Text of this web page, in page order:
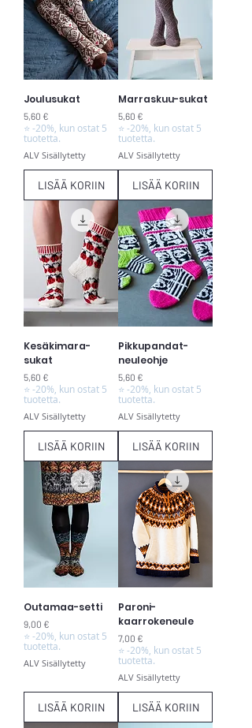
Joulusukat
Hinta
5,60 €
⭐ -20%, kun ostat 5
tuotetta.
ALV Sisällytetty
LISÄÄ KORIIN
Marraskuu-sukat
Hinta
5,60 €
⭐ -20%, kun ostat 5
tuotetta.
ALV Sisällytetty
LISÄÄ KORIIN
Kesäkimara-
sukat
Hinta
5,60 €
⭐ -20%, kun ostat 5
tuotetta.
ALV Sisällytetty
LISÄÄ KORIIN
Pikkupandat-
neuleohje
Hinta
5,60 €
⭐ -20%, kun ostat 5
tuotetta.
ALV Sisällytetty
LISÄÄ KORIIN
Outamaa-setti
Hinta
9,00 €
⭐ -20%, kun ostat 5
tuotetta.
ALV Sisällytetty
LISÄÄ KORIIN
Paroni-
kaarrokeneule
Hinta
7,00 €
⭐ -20%, kun ostat 5
tuotetta.
ALV Sisällytetty
LISÄÄ KORIIN